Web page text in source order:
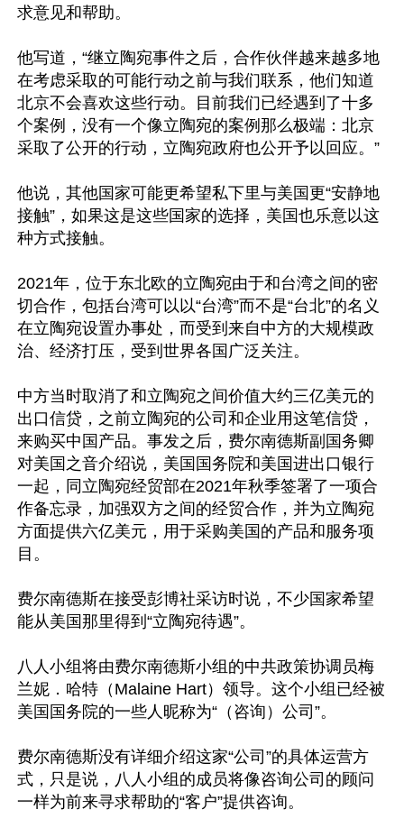
求意见和帮助。
他写道，“继立陶宛事件之后，合作伙伴越来越多地
在考虑采取的可能行动之前与我们联系，他们知道
北京不会喜欢这些行动。目前我们已经遇到了十多
个案例，没有一个像立陶宛的案例那么极端：北京
采取了公开的行动，立陶宛政府也公开予以回应。”
他说，其他国家可能更希望私下里与美国更“安静地
接触”，如果这是这些国家的选择，美国也乐意以这
种方式接触。
2021年，位于东北欧的立陶宛由于和台湾之间的密
切合作，包括台湾可以以“台湾”而不是“台北”的名义
在立陶宛设置办事处，而受到来自中方的大规模政
治、经济打压，受到世界各国广泛关注。
中方当时取消了和立陶宛之间价值大约三亿美元的
出口信贷，之前立陶宛的公司和企业用这笔信贷，
来购买中国产品。事发之后，费尔南德斯副国务卿
对美国之音介绍说，美国国务院和美国进出口银行
一起，同立陶宛经贸部在2021年秋季签署了一项合
作备忘录，加强双方之间的经贸合作，并为立陶宛
方面提供六亿美元，用于采购美国的产品和服务项
目。
费尔南德斯在接受彭博社采访时说，不少国家希望
能从美国那里得到“立陶宛待遇”。
八人小组将由费尔南德斯小组的中共政策协调员梅
兰妮．哈特（Malaine Hart）领导。这个小组已经被
美国国务院的一些人昵称为“（咨询）公司”。
费尔南德斯没有详细介绍这家“公司”的具体运营方
式，只是说，八人小组的成员将像咨询公司的顾问
一样为前来寻求帮助的“客户”提供咨询。